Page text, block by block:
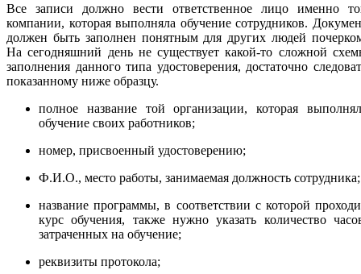
Все записи должно вести ответственное лицо именно
компании, которая выполняла обучение сотрудников.
должен быть заполнен понятным для других людей
На сегодняшний день не существует какой-то сложной
заполнения данного типа удостоверения, достаточно
показанному ниже образцу.
полное название той организации, которая
обучение своих работников;
номер, присвоенный удостоверению;
Ф.И.О., место работы, занимаемая должность сотрудника;
название программы, в соответствии с которой
курс обучения, также нужно указать количество
затраченных на обучение;
реквизиты протокола;